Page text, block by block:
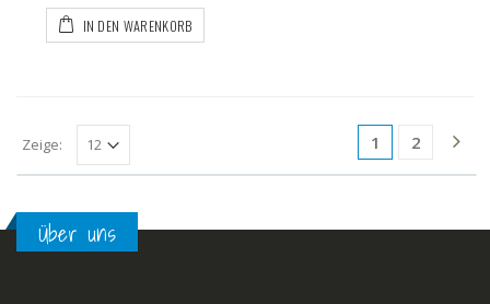
IN DEN WARENKORB
1 2
Zeige:
Über uns